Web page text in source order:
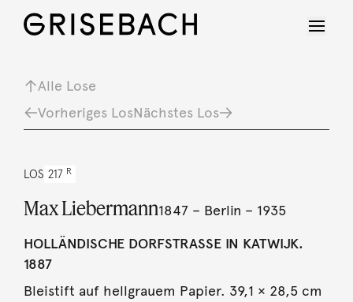
Alle Lose
Vorheriges LosNächstes Los
LOS 217 R
Max Liebermann1847 – Berlin – 1935
HOLLÄNDISCHE DORFSTRASSE IN KATWIJK. 1
887
Bleistift auf hellgrauem Papier. 39,1 × 28,5 cm